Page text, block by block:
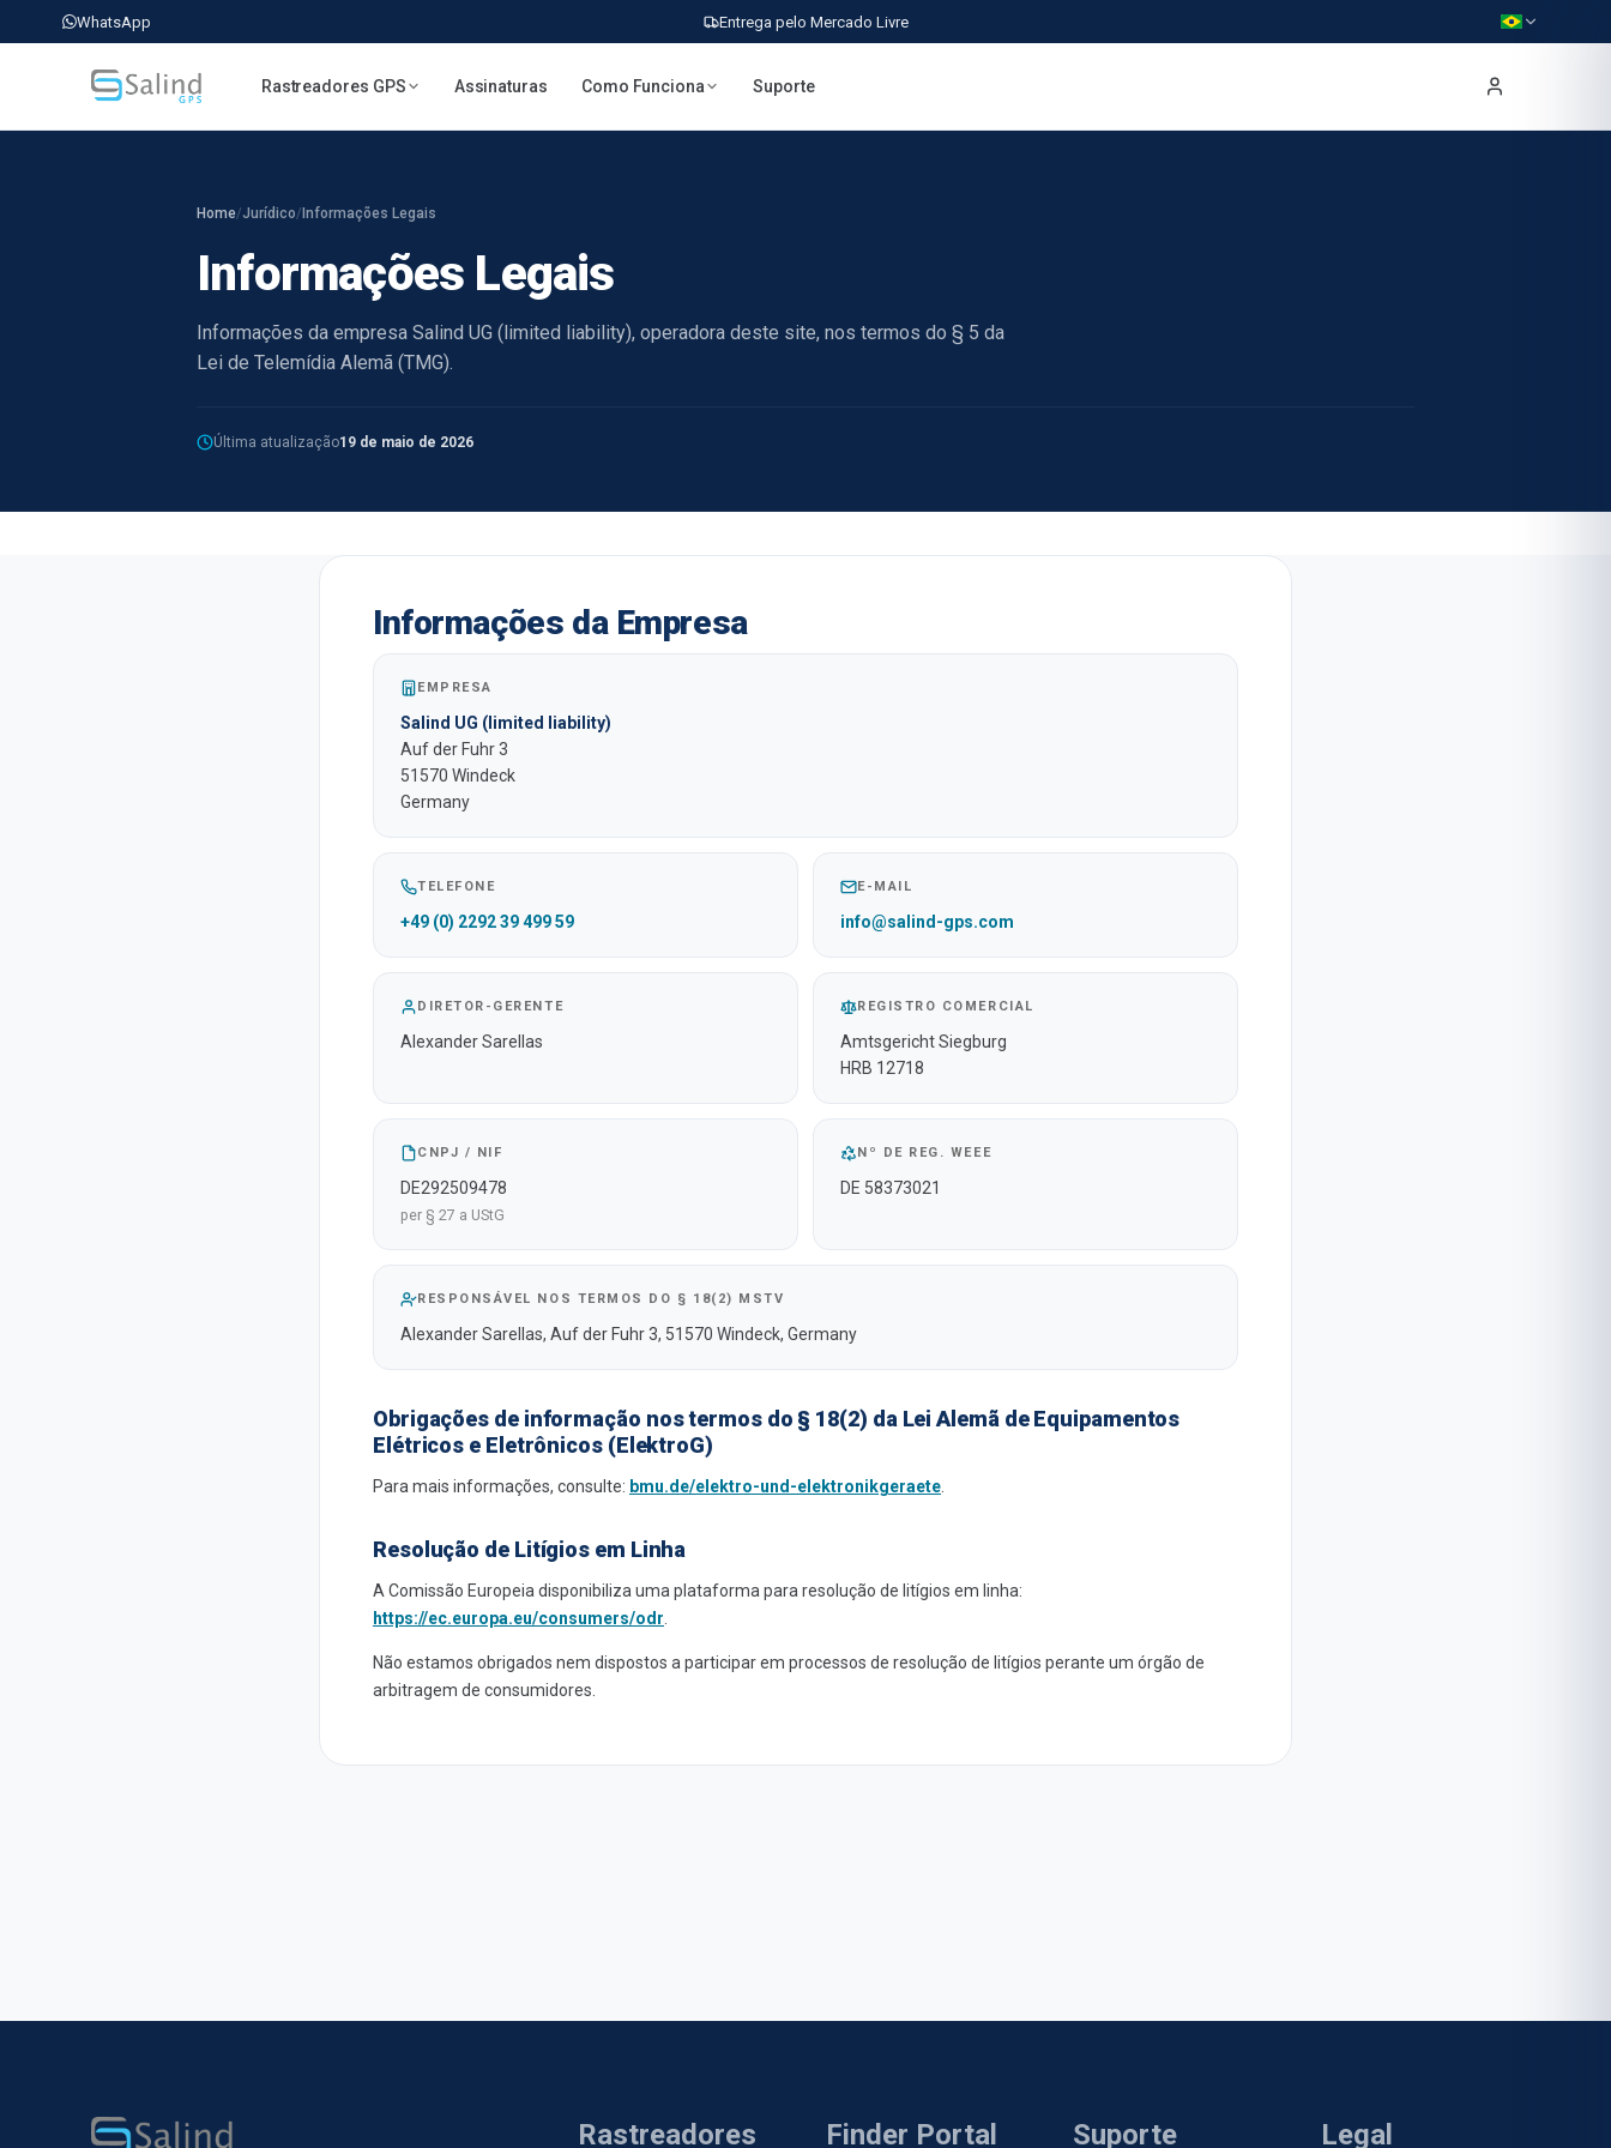
WhatsApp Entrega pelo Mercado Livre
Rastreadores GPS Assinaturas Como Funciona Suporte
Home/Jurídico/ Informações Legais
Informações Legais
Informações da empresa Salind UG (limited liability), operadora deste site, nos termos do § 5 da
Lei de Telemídia Alemã (TMG).
Última atualização19 de maio de 2026
Informações da Empresa
EMPRESA
Salind UG (limited liability)
Auf der Fuhr 3
51570 Windeck
Germany
TELEFONE
+49 (0) 2292 39 499 59
E-MAIL
info@salind-gps.com
DIRETOR-GERENTE
Alexander Sarellas
REGISTRO COMERCIAL
Amtsgericht Siegburg
HRB 12718
CNPJ / NIF
DE292509478
per § 27 a UStG
Nº DE REG. WEEE
DE 58373021
RESPONSÁVEL NOS TERMOS DO § 18(2) MSTV
Alexander Sarellas, Auf der Fuhr 3, 51570 Windeck, Germany
Obrigações de informação nos termos do § 18(2) da Lei Alemã de Equipamentos
Elétricos e Eletrônicos (ElektroG)
Para mais informações, consulte: bmu.de/elektro-und-elektronikgeraete
Resolução de Litígios em Linha
A Comissão Europeia disponibiliza uma plataforma para resolução de litígios em linha:
https://ec.europa.eu/consumers/odr
Não estamos obrigados nem dispostos a participar em processos de resolução de litígios perante um órgão de
arbitragem de consumidores.
Rastreadores Finder Portal Suporte Legal